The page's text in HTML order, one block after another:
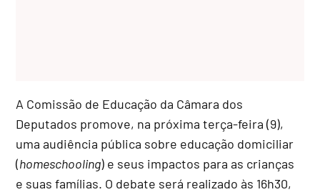
A Comissão de Educação da Câmara dos
Deputados promove, na próxima terça-feira (9),
uma audiência pública sobre educação domiciliar
(homeschooling) e seus impactos para as crianças
e suas famílias. O debate será realizado às 16h30,